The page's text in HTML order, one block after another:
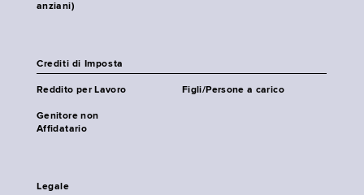
anziani)
Crediti di Imposta
Reddito per Lavoro Figli/Persone a carico
Genitore non
Affidatario
Legale